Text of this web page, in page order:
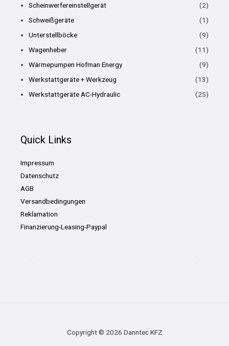
Scheinwerfereinstellgerät
(2)
Schweißgeräte
(1)
Unterstellböcke
(9)
Wagenheber
(11)
Wärmepumpen Hofman Energy
(9)
Werkstattgeräte + Werkzeug
(13)
Werkstattgeräte AC-Hydraulic
(25)
Quick Links
Impressum
Datenschutz
AGB
Versandbedingungen
Reklamation
Finanzierung-Leasing-Paypal
Copyright © 2026 Danntec KFZ